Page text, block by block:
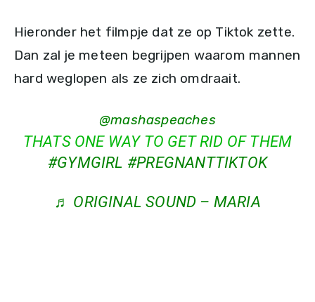
Hieronder het filmpje dat ze op Tiktok zette.
Dan zal je meteen begrijpen waarom mannen
hard weglopen als ze zich omdraait.
@mashaspeaches
THATS ONE WAY TO GET RID OF THEM
#GYMGIRL #PREGNANTTIKTOK
♬ ORIGINAL SOUND – MARIA